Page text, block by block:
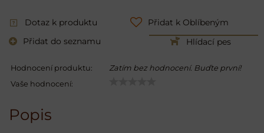
Dotaz k produktu
Přidat k Oblíbeným
Přidat do seznamu
Hlídací pes
Hodnocení produktu:
Zatím bez hodnocení. Buďte první!
Vaše hodnocení:
Popis